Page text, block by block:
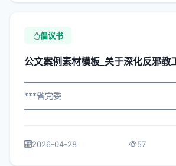
倡议书
公文案例素材模板_关于深化反邪教
***省党委
构： 为深入贯彻落实习近平总书记关于关
2026-04-28 57